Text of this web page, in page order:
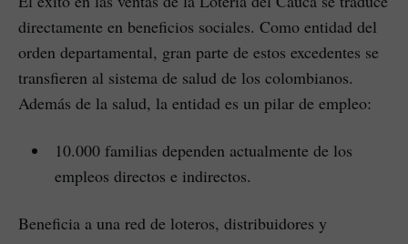
directamente en beneficios sociales. Como entidad del
orden departamental, gran parte de estos excedentes se
transfieren al sistema de salud de los colombianos.
Además de la salud, la entidad es un pilar de empleo:
10.000 familias dependen actualmente de los
empleos directos e indirectos.
Beneficia a una red de loteros, distribuidores y